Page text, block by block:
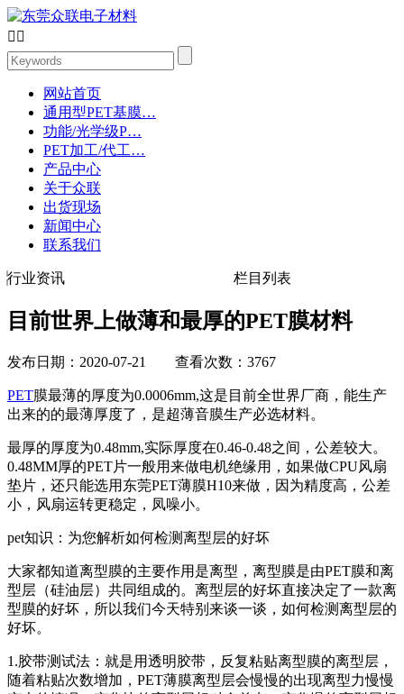
 
网站首页
通用型PET基膜…
功能/光学级P…
PET加工/代工…
产品中心
关于众联
出货现场
新闻中心
联系我们
行业资讯 栏目列表
目前世界上做薄和最厚的PET膜材料
发布日期：2020-07-21 查看次数：3767
PET膜最薄的厚度为0.0006mm,这是目前全世界厂商，能生产
出来的的最薄厚度了，是超薄音膜生产必选材料。
最厚的厚度为0.48mm,实际厚度在0.46-0.48之间，公差较大。
0.48MM厚的PET片一般用来做电机绝缘用，如果做CPU风扇
垫片，还只能选用东莞PET薄膜H10来做，因为精度高，公差
小，风扇运转更稳定，凤噪小。
pet知识：为您解析如何检测离型层的好坏
大家都知道离型膜的主要作用是离型，离型膜是由PET膜和离
型层（硅油层）共同组成的。离型层的好坏直接决定了一款离
型膜的好坏，所以我们今天特别来谈一谈，如何检测离型层的
好坏。
1.胶带测试法：就是用透明胶带，反复粘贴离型膜的离型层，
随着粘贴次数增加，PET薄膜离型层会慢慢的出现离型力慢慢